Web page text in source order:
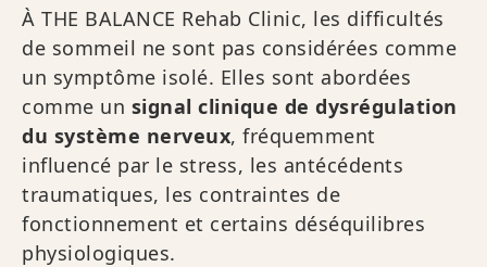
À THE BALANCE Rehab Clinic, les difficultés
de sommeil ne sont pas considérées comme
un symptôme isolé. Elles sont abordées
comme un signal clinique de dysrégulation
du système nerveux, fréquemment
influencé par le stress, les antécédents
traumatiques, les contraintes de
fonctionnement et certains déséquilibres
physiologiques.